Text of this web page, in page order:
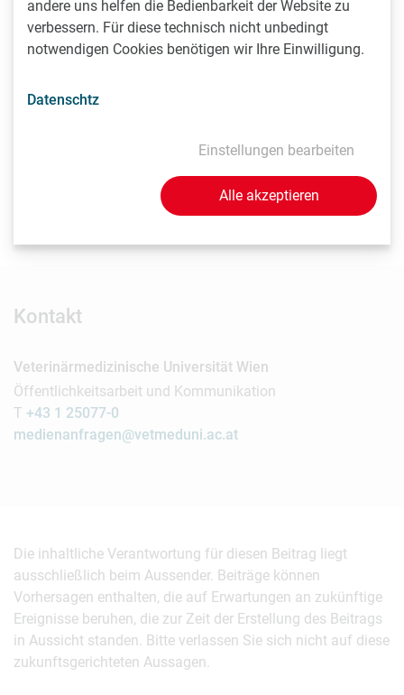
processing and production environments” von Quijada et
al. wurde in Nature Microbiology veröffentlicht.
Klinisches Department für Nutztiere und Sicherheit von
Veterinärmedizinische Universität Wien (Vetmeduni
Martin.Wagner@vetmeduni.ac.at
Kontakt
Veterinärmedizinische Universität Wien
Öffentlichkeitsarbeit und Kommunikation
T +43 1 25077-0
medienanfragen@vetmeduni.ac.at
Die inhaltliche Verantwortung für diesen Beitrag liegt
ausschließlich beim Aussender. Beiträge können
Vorhersagen enthalten, die auf Erwartungen an zukünftige
Ereignisse beruhen, die zur Zeit der Erstellung des Beitrags
in Aussicht standen. Bitte verlassen Sie sich nicht auf diese
zukunftsgerichteten Aussagen.
andere uns helfen die Bedienbarkeit der Website zu
verbessern. Für diese technisch nicht unbedingt
notwendigen Cookies benötigen wir Ihre Einwilligung.
Datenschtz
Einstellungen bearbeiten
Alle akzeptieren